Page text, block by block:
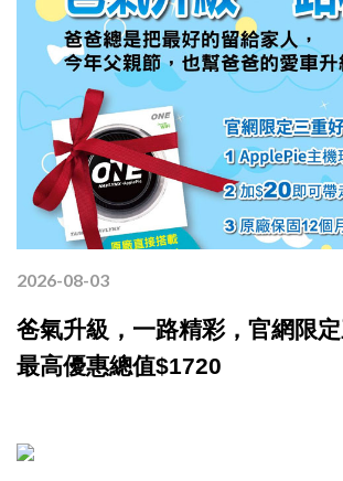
2026-08-03
爸氣升級，一路精彩，官網限定
最高優惠總值$1720